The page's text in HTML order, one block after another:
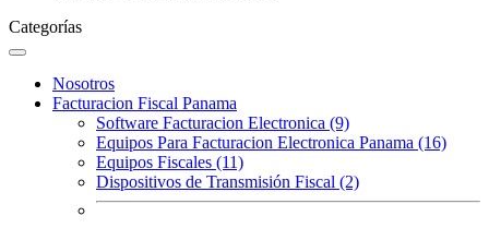
Categorías
Nosotros
Facturacion Fiscal Panama
Software Facturacion Electronica (9)
Equipos Para Facturacion Electronica Panama (16)
Equipos Fiscales (11)
Dispositivos de Transmisión Fiscal (2)